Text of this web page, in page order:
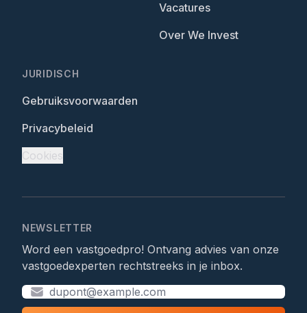
Vacatures
Over We Invest
JURIDISCH
Gebruiksvoorwaarden
Privacybeleid
Cookies
NEWSLETTER
Word een vastgoedpro! Ontvang advies van onze
vastgoedexperten rechtstreeks in je inbox.